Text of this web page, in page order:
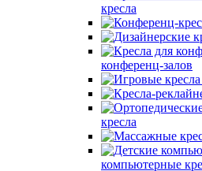
кресла
конференц-залов
кресла
компьютерные